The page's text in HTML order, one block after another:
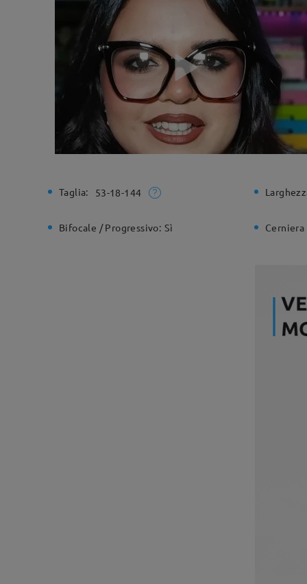
Taglia: 53-18-144
Bifocale / Progressivo: Sì Cerniera